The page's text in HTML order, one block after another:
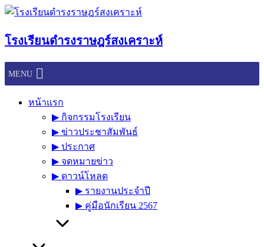
Skip
โรงเรียนดำรงราษฎร์สงเคราะห์
MENU
หน้าแรก
▶︎ กิจกรรมโรงเรียน
▶︎ ข่าวประชาสัมพันธ์
▶︎ ประกาศ
▶︎ จดหมายข่าว
▶︎ ดาวน์โหลด
▶︎ รายงานประจำปี
▶︎ คู่มือนักเรียน 2567